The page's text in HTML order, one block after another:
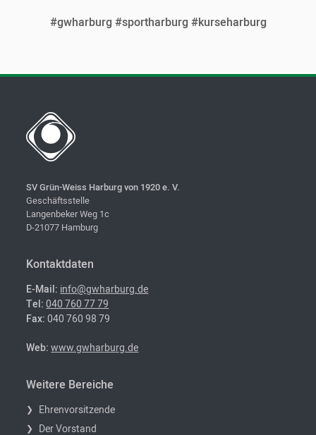
#gwharburg #sportharburg #kurseharburg
SV Grün-Weiss Harburg von 1920 e. V.
Geschäftsstelle
Langenbeker Weg 1c
D-21077 Hamburg
Kontaktdaten
E-Mail: info@gwharburg.de
Tel: 040 760 77 79
Fax:040 760 98 79
Web: www.gwharburg.de
Weitere Bereiche
Ehrenvorsitzende
Der Vorstand